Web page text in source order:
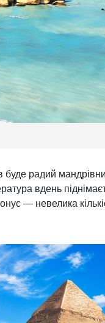
буде радий
вдень
— невелика